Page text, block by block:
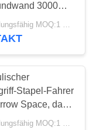
3000
Stapel-Fahrer
Space, das
Verhandlungsfähig MOQ:1 Satz